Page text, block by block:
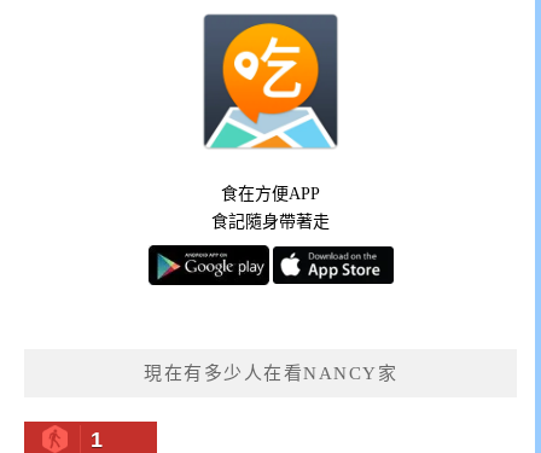
食在方便APP
食記隨身帶著走
現在有多少人在看NANCY家
1